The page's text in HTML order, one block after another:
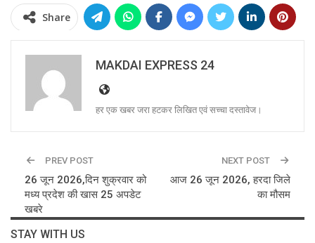
Share
MAKDAI EXPRESS 24
हर एक खबर जरा हटकर लिखित एवं सच्चा दस्तावेज।
PREV POST
26 जून 2026,दिन शुक्रवार को
मध्य प्रदेश की खास 25 अपडेट
खबरे
NEXT POST
आज 26 जून 2026, हरदा जिले
का मौसम
STAY WITH US